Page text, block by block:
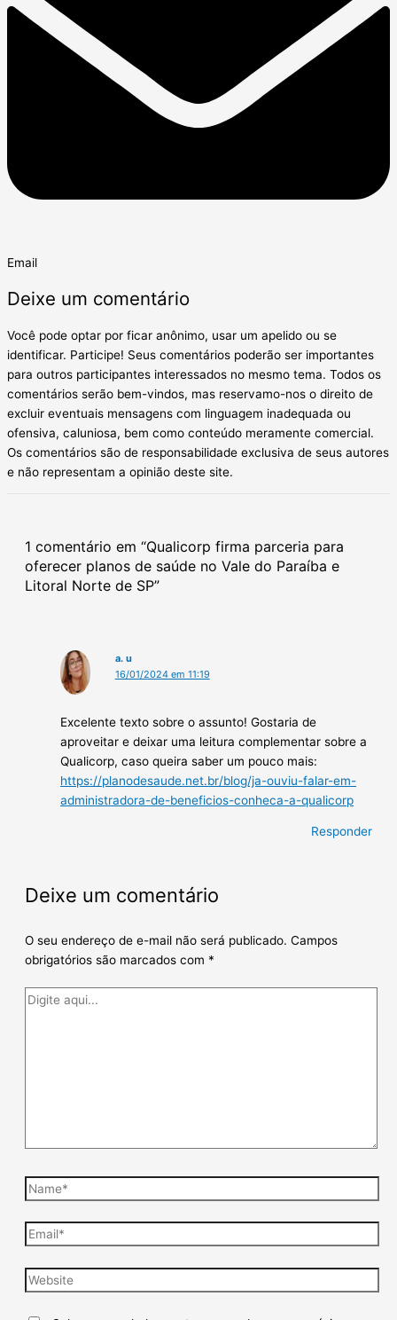
Email
Deixe um comentário
Você pode optar por ficar anônimo, usar um apelido ou se
identificar. Participe! Seus comentários poderão ser importantes
para outros participantes interessados no mesmo tema. Todos os
comentários serão bem-vindos, mas reservamo-nos o direito de
excluir eventuais mensagens com linguagem inadequada ou
ofensiva, caluniosa, bem como conteúdo meramente comercial.
Os comentários são de responsabilidade exclusiva de seus autores
e não representam a opinião deste site.
1 comentário em “Qualicorp firma parceria para
oferecer planos de saúde no Vale do Paraíba e
Litoral Norte de SP”
a. u
16/01/2024 em 11:19
Excelente texto sobre o assunto! Gostaria de
aproveitar e deixar uma leitura complementar sobre a
Qualicorp, caso queira saber um pouco mais:
https://planodesaude.net.br/blog/ja-ouviu-falar-em-
administradora-de-beneficios-conheca-a-qualicorp
Responder
Deixe um comentário
O seu endereço de e-mail não será publicado. Campos
obrigatórios são marcados com *